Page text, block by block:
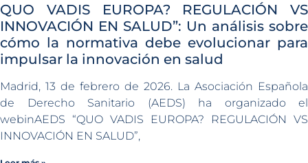
QUO VADIS EUROPA? REGULACIÓN VS
INNOVACIÓN EN SALUD”: Un análisis sobre
cómo la normativa debe evolucionar para
impulsar la innovación en salud
Madrid, 13 de febrero de 2026. La Asociación Española
de Derecho Sanitario (AEDS) ha organizado el
webinAEDS “QUO VADIS EUROPA? REGULACIÓN VS
INNOVACIÓN EN SALUD”,